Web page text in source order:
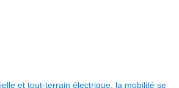
et tout-terrain électrique, la mobilité se